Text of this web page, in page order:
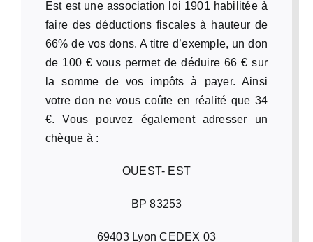
Est est une association loi 1901 habilitée à
faire des déductions fiscales à hauteur de
66% de vos dons. A titre d’exemple, un don
de 100 € vous permet de déduire 66 € sur
la somme de vos impôts à payer. Ainsi
votre don ne vous coûte en réalité que 34
€. Vous pouvez également adresser un
chèque à :
OUEST- EST
BP 83253
69403 Lyon CEDEX 03